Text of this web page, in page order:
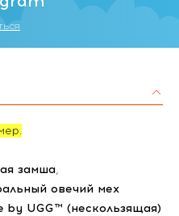
замша,
овечий мех
by UGG™ (нескользящая)